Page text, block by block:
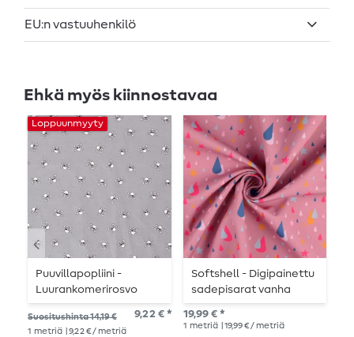
EU:n vastuuhenkilö
Ehkä myös kiinnostavaa
Loppuunmyyty
Puuvillapopliini -
Luurankomerirosvo
Harmaa
Suositushinta 14,19 € 9,22 € *
1 metriä | 9,22 € / metriä
Softshell - Digipainettu
sadepisarat vanha
roosa
19,99 € *
1 metriä | 19,99 € / metriä